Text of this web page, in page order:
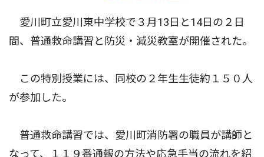
愛川町立愛川東中学校で３月13日と14日の２日
間、普通救命講習と防災・減災教室が開催された。
この特別授業には、同校の２年生生徒約１５０人
が参加した。
普通救命講習では、愛川町消防署の職員が講師と
なって、１１９番通報の方法や応急手当の流れを紹